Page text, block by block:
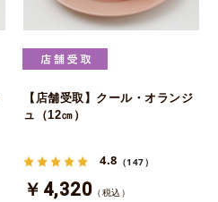
【店舗受取】クール・オランジ
ュ（12㎝）
4.8 （147）
￥4,320 （税込）